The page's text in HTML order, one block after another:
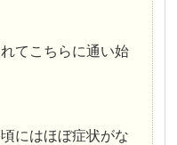
てこちらに通い始
にはほぼ症状がな